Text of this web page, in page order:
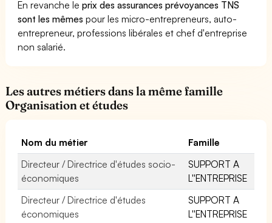
En revanche leprix des assurances prévoyances TNS
sont les mêmes pour les micro-entrepreneurs, auto-
entrepreneur, professions libérales et chef d'entreprise
non salarié.
Les autres métiers dans la même famille
Organisation et études
Nom du métier
Famille
Directeur / Directrice d'études socio-
économiques
SUPPORT A
L''ENTREPRISE
Directeur / Directrice d'études
économiques
SUPPORT A
L''ENTREPRISE